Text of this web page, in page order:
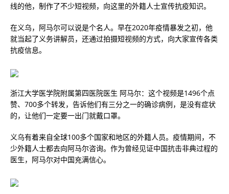
线的他，制作了不少短视频，向这里的外籍人士宣传抗疫知识。
在义乌，阿马尔可以说是个名人。早在2020年疫情暴发之初，他
就当起了义务讲解员，还通过拍摄短视频的方式，向大家宣传各类
抗疫信息。
浙江大学医学院附属第四医院医生 阿马尔：这个视频是1496个点
赞、700多个转发，告诉他们有三分之一的确诊病例，是没有症状
的，让他们一定要一出门就戴口罩。
义乌有着来自全球100多个国家和地区的外籍人员。疫情期间，不
少外籍人士都去向阿马尔咨询。作为曾经见证中国抗击非典过程的
医生，阿马尔对中国充满信心。